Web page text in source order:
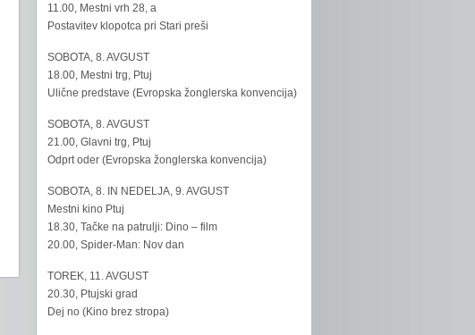
11.00, Mestni vrh 28, a
Postavitev klopotca pri Stari preši
SOBOTA, 8. AVGUST
18.00, Mestni trg, Ptuj
Ulične predstave (Evropska žonglerska konvencija)
SOBOTA, 8. AVGUST
21.00, Glavni trg, Ptuj
Odprt oder (Evropska žonglerska konvencija)
SOBOTA, 8. IN NEDELJA, 9. AVGUST
Mestni kino Ptuj
18.30, Tačke na patrulji: Dino – film
20.00, Spider-Man: Nov dan
TOREK, 11. AVGUST
20.30, Ptujski grad
Dej no (Kino brez stropa)